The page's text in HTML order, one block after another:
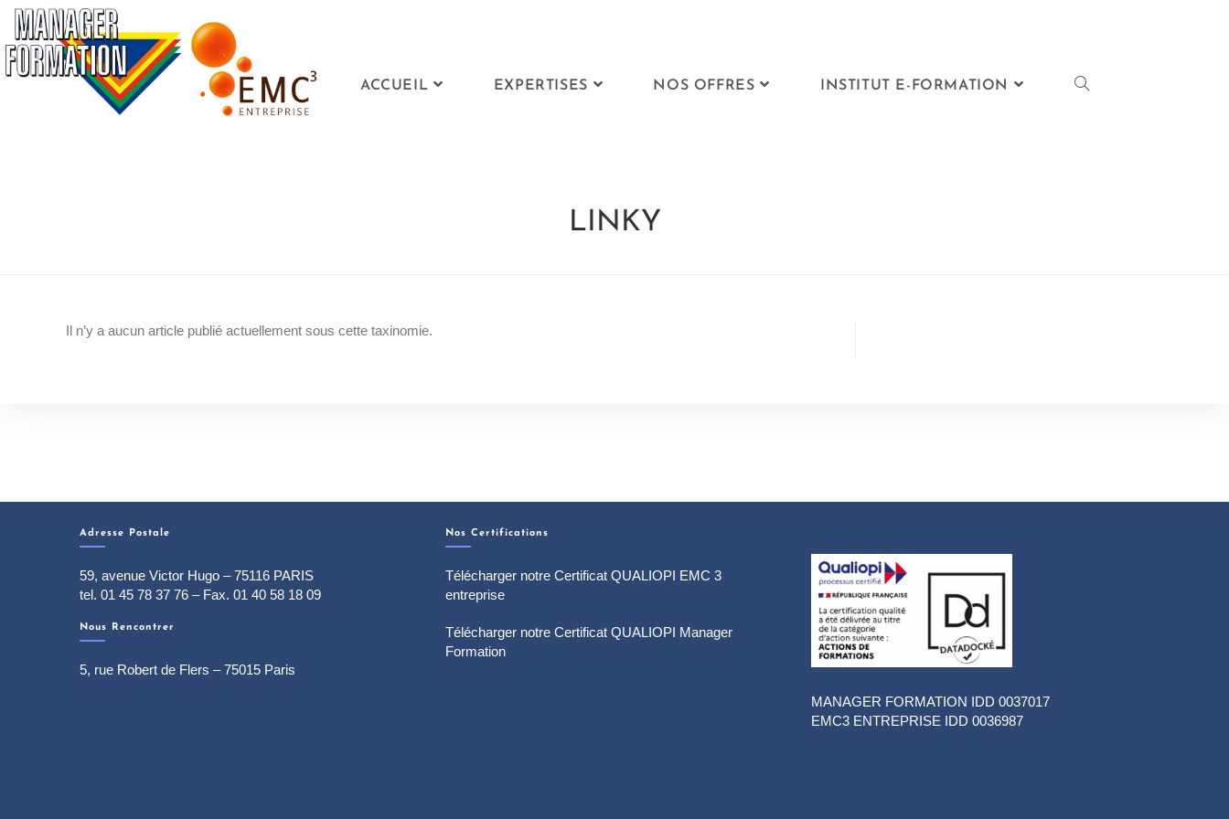
ACCUEIL EXPERTISES NOS OFFRES INSTITUT E-FORMATION
LINKY
Il n’y a aucun article publié actuellement sous cette taxinomie.
Adresse Postale
59, avenue Victor Hugo – 75116 PARIS
tel. 01 45 78 37 76 – Fax. 01 40 58 18 09
Nous Rencontrer
5, rue Robert de Flers – 75015 Paris
Nos Certifications
Télécharger notre Certificat QUALIOPI EMC 3
entreprise
Télécharger notre Certificat QUALIOPI Manager
Formation
MANAGER FORMATION IDD 0037017
EMC3 ENTREPRISE IDD 0036987